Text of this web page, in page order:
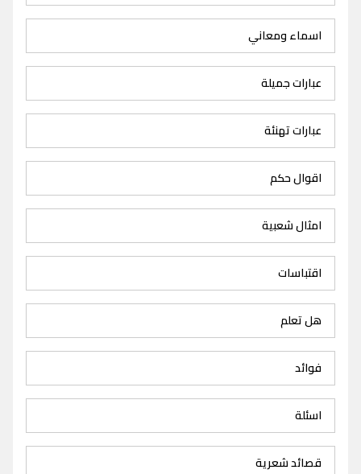
اسماء ومعاني
عبارات جميلة
عبارات تهنئة
اقوال حكم
امثال شعبية
اقتباسات
هل تعلم
فوائد
اسئلة
قصائد شعرية